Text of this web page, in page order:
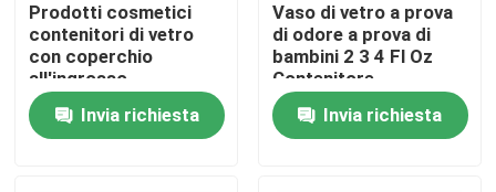
Casa
Prodotti cosmetici
contenitori di vetro
con coperchio
all'ingrosso
Invia richiesta
Vaso di vetro a prova
di odore a prova di
bambini 2 3 4 Fl Oz
Contenitore
trasparente a lato
retto e ermetico
Invia richiesta